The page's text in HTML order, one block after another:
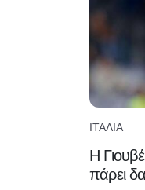
ΙΤΑΛΊΑ
Η
πάρει